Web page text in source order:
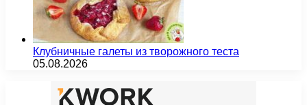
Клубничные галеты из творожного теста
05.08.2026